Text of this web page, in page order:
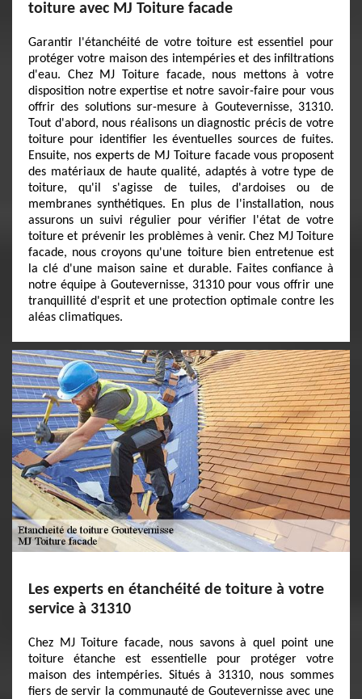
toiture avec MJ Toiture facade
Garantir l'étanchéité de votre toiture est essentiel pour
protéger votre maison des intempéries et des infiltrations
d'eau. Chez MJ Toiture facade, nous mettons à votre
disposition notre expertise et notre savoir-faire pour vous
offrir des solutions sur-mesure à Goutevernisse, 31310.
Tout d'abord, nous réalisons un diagnostic précis de votre
toiture pour identifier les éventuelles sources de fuites.
Ensuite, nos experts de MJ Toiture facade vous proposent
des matériaux de haute qualité, adaptés à votre type de
toiture, qu'il s'agisse de tuiles, d'ardoises ou de
membranes synthétiques. En plus de l'installation, nous
assurons un suivi régulier pour vérifier l'état de votre
toiture et prévenir les problèmes à venir. Chez MJ Toiture
facade, nous croyons qu'une toiture bien entretenue est
la clé d'une maison saine et durable. Faites confiance à
notre équipe à Goutevernisse, 31310 pour vous offrir une
tranquillité d'esprit et une protection optimale contre les
aléas climatiques.
Les experts en étanchéité de toiture à votre
service à 31310
Chez MJ Toiture facade, nous savons à quel point une
toiture étanche est essentielle pour protéger votre
maison des intempéries. Situés à 31310, nous sommes
fiers de servir la communauté de Goutevernisse avec une